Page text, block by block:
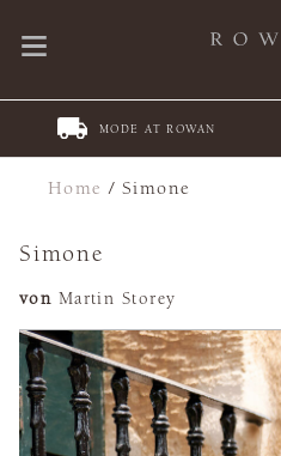
MODE AT ROWAN
Home /Simone
Simone
von Martin Storey